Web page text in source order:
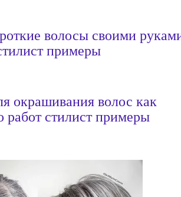
волосы своими
примеры
окрашивания волос как
работ стилист примеры